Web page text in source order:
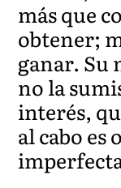
más que
obtener;
ganar. Su
no la
interés,
al cabo es